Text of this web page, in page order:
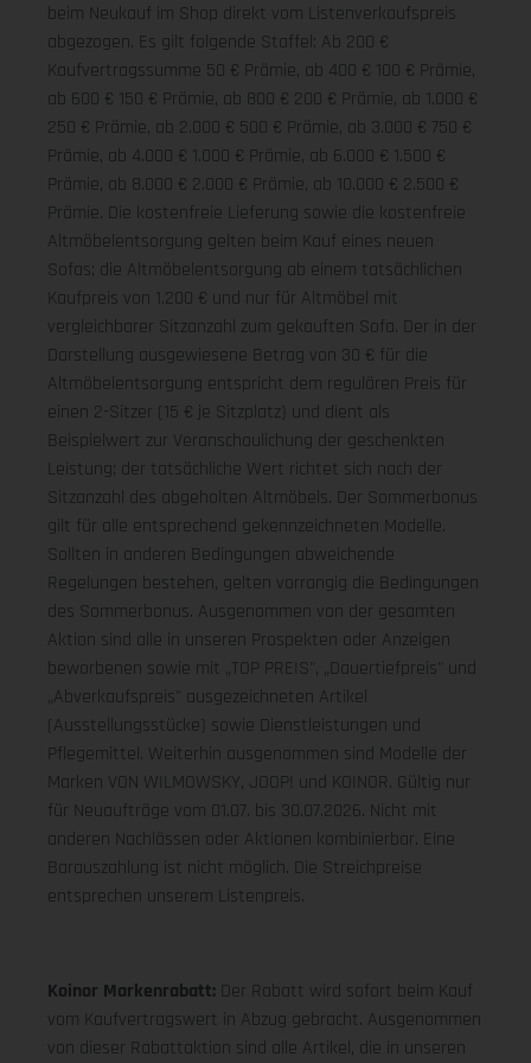
beim Neukauf im Shop direkt vom Listenverkaufspreis
abgezogen. Es gilt folgende Staffel: Ab 200 €
Kaufvertragssumme 50 € Prämie, ab 400 € 100 € Prämie,
ab 600 € 150 € Prämie, ab 800 € 200 € Prämie, ab 1.000 €
250 € Prämie, ab 2.000 € 500 € Prämie, ab 3.000 € 750 €
Prämie, ab 4.000 € 1.000 € Prämie, ab 6.000 € 1.500 €
Prämie, ab 8.000 € 2.000 € Prämie, ab 10.000 € 2.500 €
Prämie. Die kostenfreie Lieferung sowie die kostenfreie
Altmöbelentsorgung gelten beim Kauf eines neuen
Sofas; die Altmöbelentsorgung ab einem tatsächlichen
Kaufpreis von 1.200 € und nur für Altmöbel mit
vergleichbarer Sitzanzahl zum gekauften Sofa. Der in der
Darstellung ausgewiesene Betrag von 30 € für die
Altmöbelentsorgung entspricht dem regulären Preis für
einen 2-Sitzer (15 € je Sitzplatz) und dient als
Beispielwert zur Veranschaulichung der geschenkten
Leistung; der tatsächliche Wert richtet sich nach der
Sitzanzahl des abgeholten Altmöbels. Der Sommerbonus
gilt für alle entsprechend gekennzeichneten Modelle.
Sollten in anderen Bedingungen abweichende
Regelungen bestehen, gelten vorrangig die Bedingungen
des Sommerbonus. Ausgenommen von der gesamten
Aktion sind alle in unseren Prospekten oder Anzeigen
beworbenen sowie mit „TOP PREIS", „Dauertiefpreis" und
„Abverkaufspreis" ausgezeichneten Artikel
(Ausstellungsstücke) sowie Dienstleistungen und
Pflegemittel. Weiterhin ausgenommen sind Modelle der
Marken VON WILMOWSKY, JOOP! und KOINOR. Gültig nur
für Neuaufträge vom 01.07. bis 30.07.2026. Nicht mit
anderen Nachlässen oder Aktionen kombinierbar. Eine
Barauszahlung ist nicht möglich. Die Streichpreise
entsprechen unserem Listenpreis.
Koinor Markenrabatt: Der Rabatt wird sofort beim Kauf
vom Kaufvertragswert in Abzug gebracht. Ausgenommen
von dieser Rabattaktion sind alle Artikel, die in unseren